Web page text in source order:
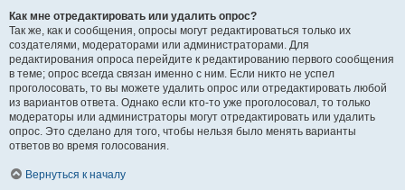
Как мне отредактировать или удалить опрос?
Так же, как и сообщения, опросы могут редактироваться только их
создателями, модераторами или администраторами. Для
редактирования опроса перейдите к редактированию первого сообщения
в теме; опрос всегда связан именно с ним. Если никто не успел
проголосовать, то вы можете удалить опрос или отредактировать любой
из вариантов ответа. Однако если кто-то уже проголосовал, то только
модераторы или администраторы могут отредактировать или удалить
опрос. Это сделано для того, чтобы нельзя было менять варианты
ответов во время голосования.
Вернуться к началу